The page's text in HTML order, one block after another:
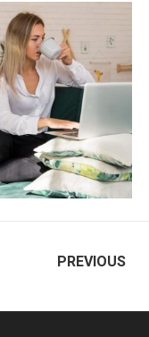
PREVIOUS